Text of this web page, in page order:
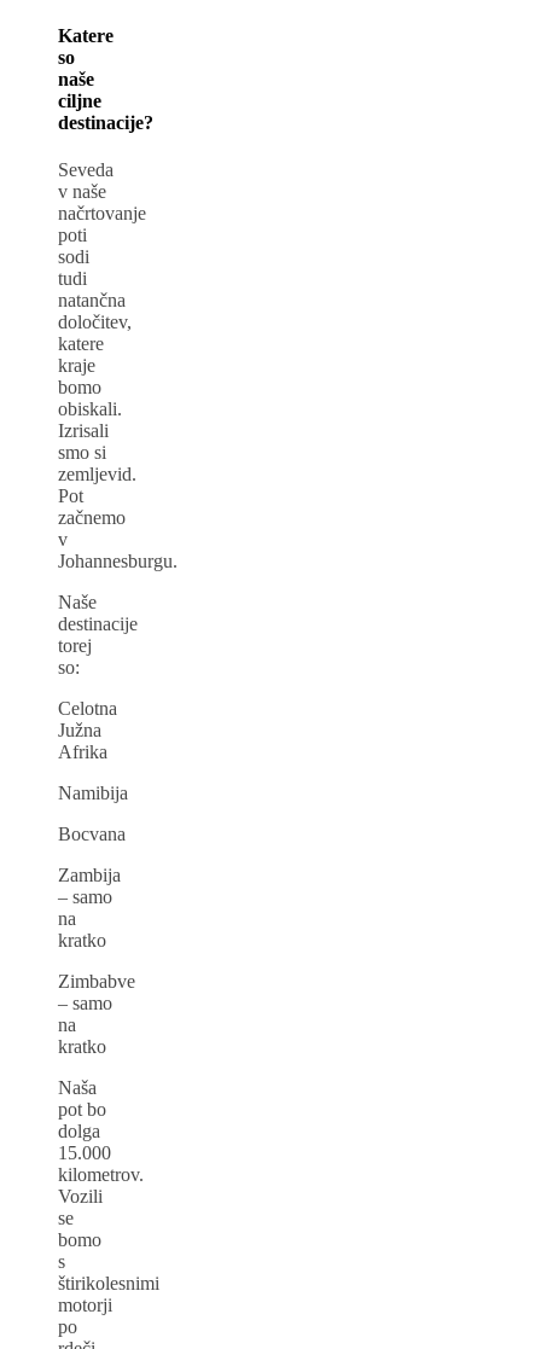
Katere
so
naše
ciljne
destinacije?
Seveda
v naše
načrtovanje
poti
sodi
tudi
natančna
določitev,
katere
kraje
bomo
obiskali.
Izrisali
smo si
zemljevid.
Pot
začnemo
v
Johannesburgu.
Naše
destinacije
torej
so:
Celotna
Južna
Afrika
Namibija
Bocvana
Zambija
– samo
na
kratko
Zimbabve
– samo
na
kratko
Naša
pot bo
dolga
15.000
kilometrov.
Vozili
se
bomo
s
štirikolesnimi
motorji
po